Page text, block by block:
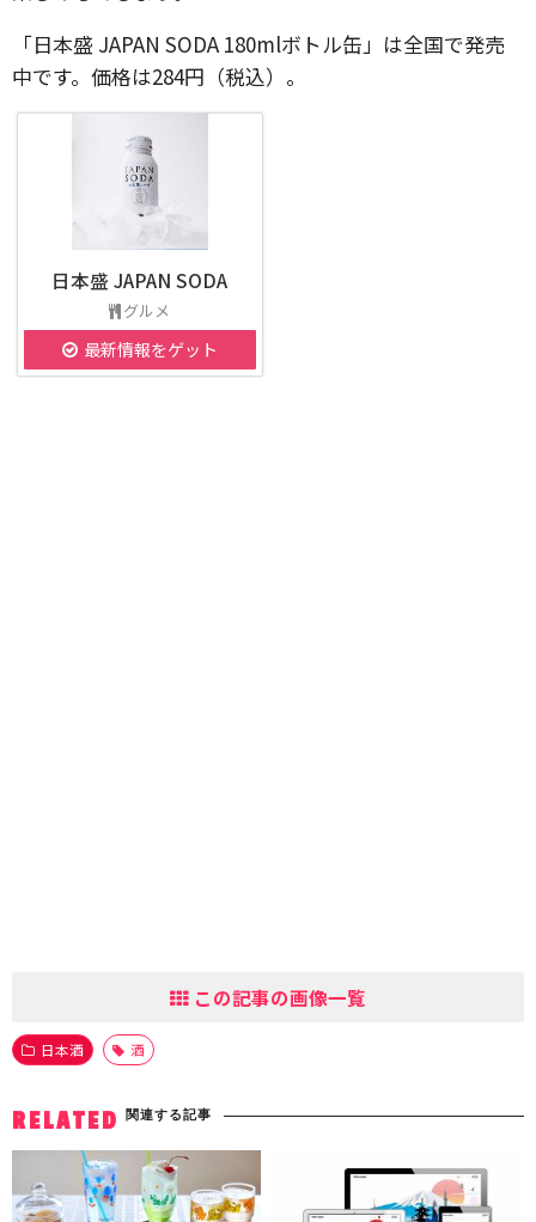
「日本盛 JAPAN SODA 180mlボトル缶」は全国で発売
中です。価格は284円（税込）。
日本盛 JAPAN SODA
グルメ
最新情報をゲット
この記事の画像一覧
日本酒 酒
RELATED 関連する記事